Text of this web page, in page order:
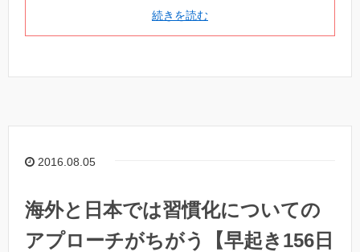
続きを読む
2016.08.05
海外と日本では習慣化についての
アプローチがちがう【早起き156日